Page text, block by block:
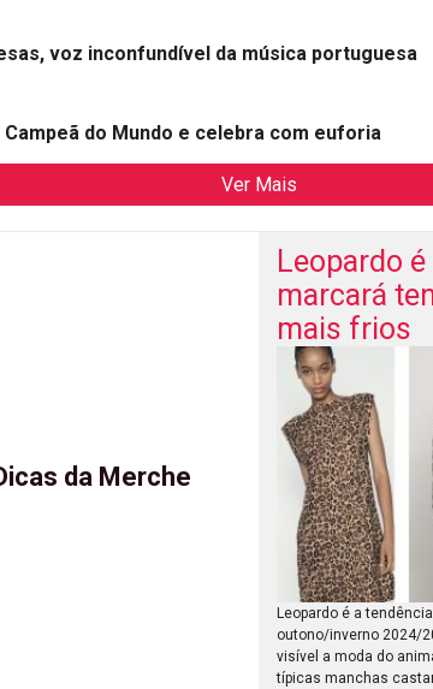
voz inconfundível da música portuguesa
Campeã do Mundo e celebra com euforia
Ver Mais
da Merche
Leopardo
marcará
mais frios
Leopardo é a
outono/inverno 2024/
visível a moda do
típicas manchas